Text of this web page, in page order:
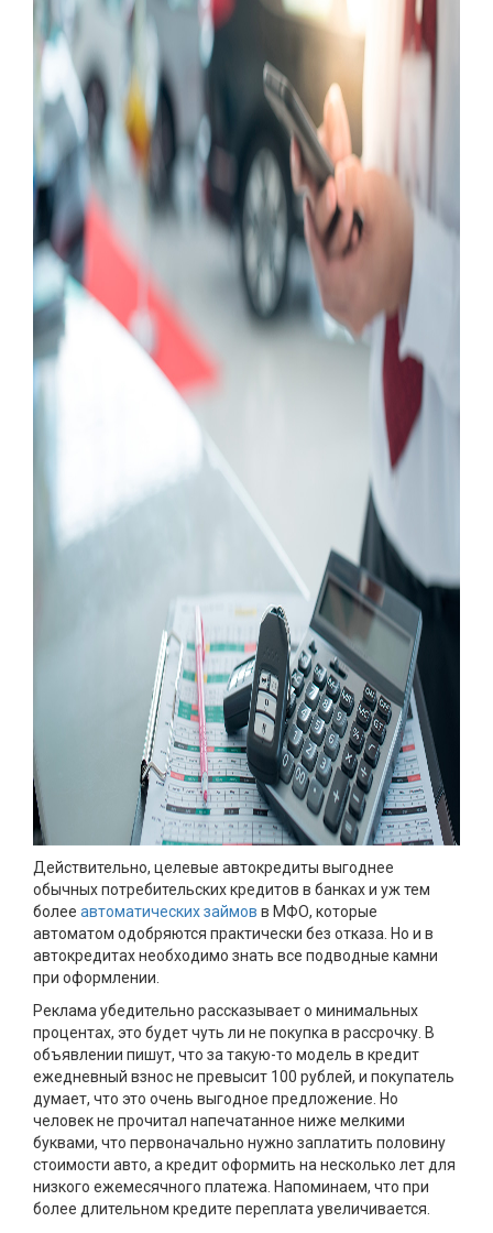
Действительно, целевые автокредиты выгоднее
обычных потребительских кредитов в банках и уж тем
более автоматических займов в МФО, которые
автоматом одобряются практически без отказа. Но и в
автокредитах необходимо знать все подводные камни
при оформлении.
Реклама убедительно рассказывает о минимальных
процентах, это будет чуть ли не покупка в рассрочку. В
объявлении пишут, что за такую-то модель в кредит
ежедневный взнос не превысит 100 рублей, и покупатель
думает, что это очень выгодное предложение. Но
человек не прочитал напечатанное ниже мелкими
буквами, что первоначально нужно заплатить половину
стоимости авто, а кредит оформить на несколько лет для
низкого ежемесячного платежа. Напоминаем, что при
более длительном кредите переплата увеличивается.